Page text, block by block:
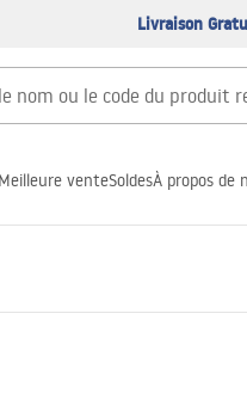
Livraison
Meilleure venteSoldesÀ propos de